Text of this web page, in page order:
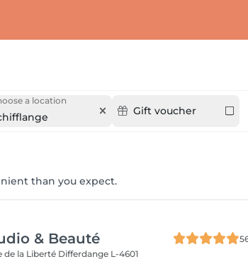
a location
Gift voucher
than you expect.
& Beauté
de la Liberté Differdange L-4601